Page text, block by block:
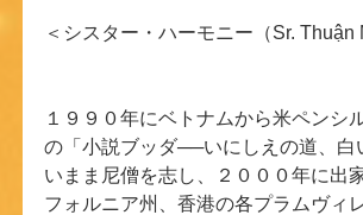
＜シスター・ハーモニー（Sr. Thuận
１９９０年にベトナムから米ペンシ
の「小説ブッダ──いにしえの道、白
いまま尼僧を志し、２０００年に出
フォルニア州、香港の各プラムヴィ